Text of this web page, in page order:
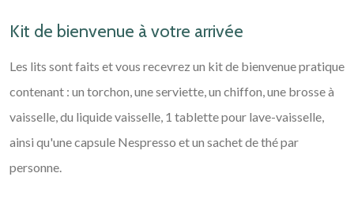
Kit de bienvenue à votre arrivée
Les lits sont faits et vous recevrez un kit de bienvenue pratique
contenant : un torchon, une serviette, un chiffon, une brosse à
vaisselle, du liquide vaisselle, 1 tablette pour lave-vaisselle,
ainsi qu'une capsule Nespresso et un sachet de thé par
personne.